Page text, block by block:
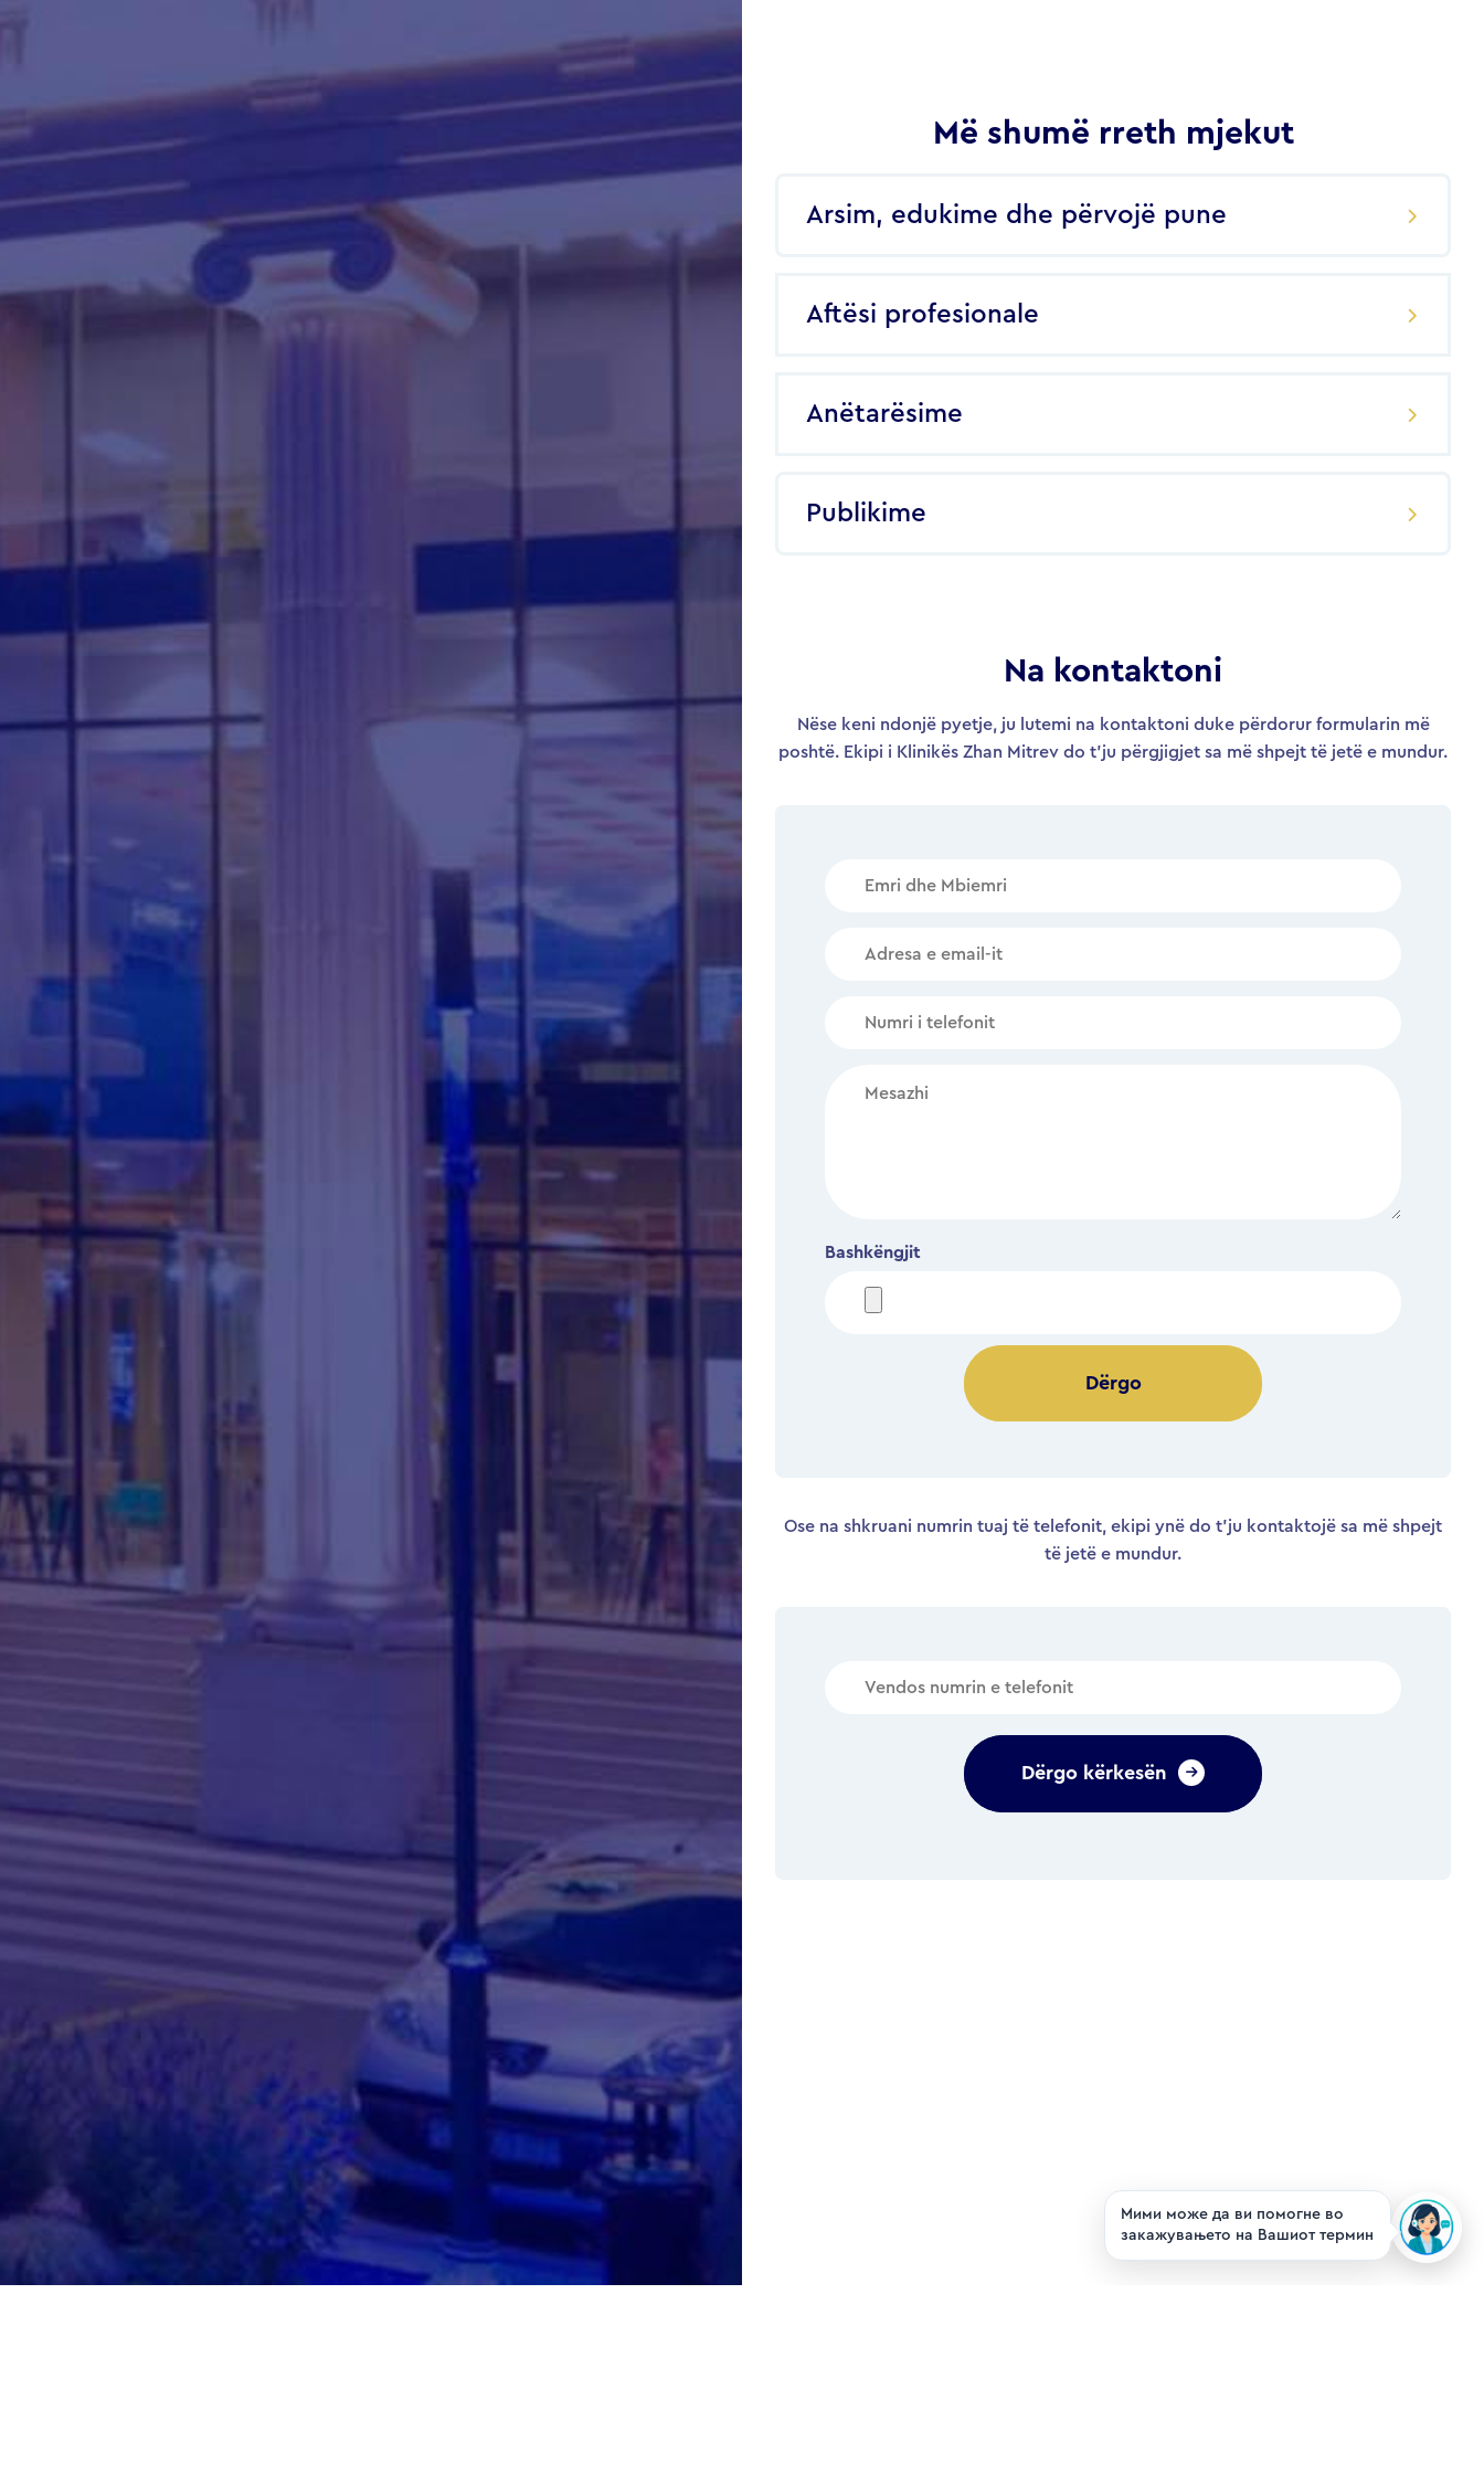
Më shumë rreth mjekut
Arsim, edukime dhe përvojë pune
Aftësi profesionale
Anëtarësime
Publikime
Na kontaktoni
Nëse keni ndonjë pyetje, ju lutemi na kontaktoni duke përdorur formularin më
poshtë. Ekipi i Klinikës Zhan Mitrev do t’ju përgjigjet sa më shpejt të jetë e mundur.
Bashkëngjit
Ose na shkruani numrin tuaj të telefonit, ekipi ynë do t’ju kontaktojë sa më shpejt
të jetë e mundur.
Dërgo kërkesën
Мими може да ви помогне во
закажувањето на Вашиот термин